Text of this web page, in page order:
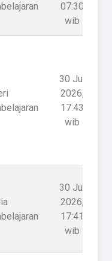
07:30
wib
30 Jul
2026,
17:43
wib
30 Jul
2026,
17:41
wib